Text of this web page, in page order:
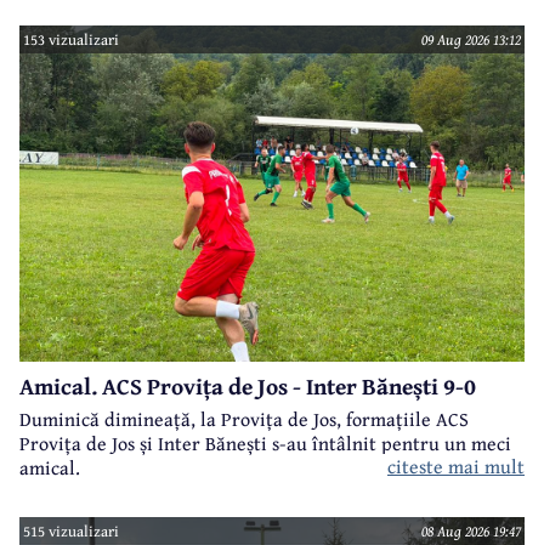
153 vizualizari 09 Aug 2026 13:12
Amical. ACS Provița de Jos - Inter Bănești 9-0
Duminică dimineață, la Provița de Jos, formațiile ACS
Provița de Jos și Inter Bănești s-au întâlnit pentru un meci
amical.
citeste mai mult
515 vizualizari 08 Aug 2026 19:47